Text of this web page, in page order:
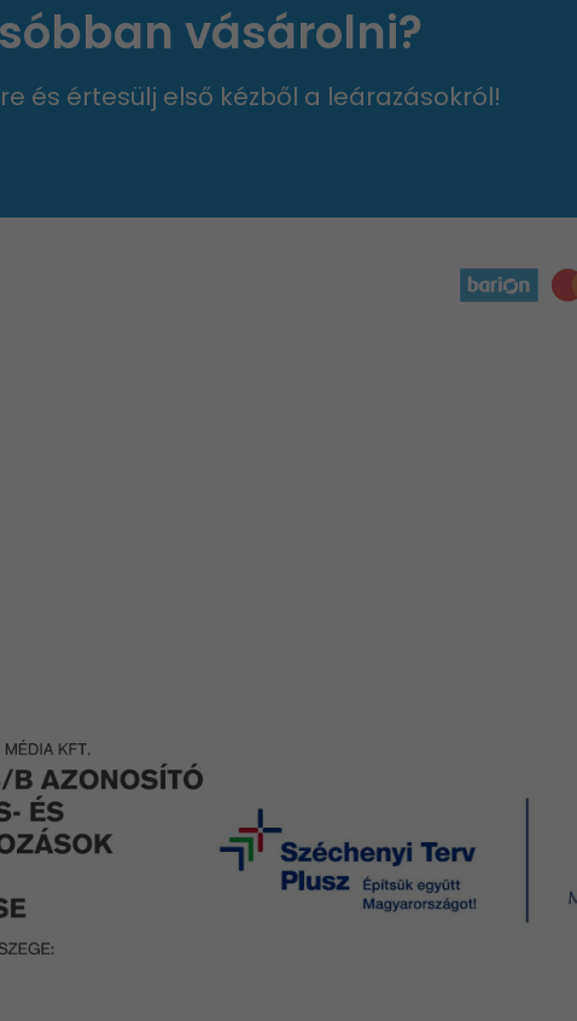
vásárolni?
és értesülj első kézből a leárazásokról!